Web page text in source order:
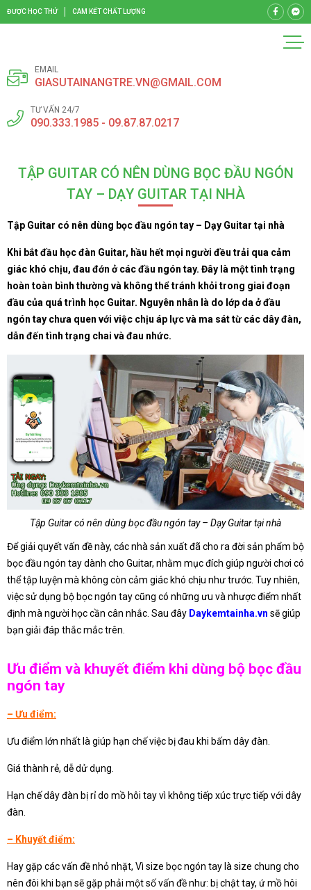
ĐƯỢC HỌC THỬ CAM KẾT CHẤT LƯỢNG
EMAIL
GIASUTAINANGTRE.VN@GMAIL.COM
TƯ VẤN 24/7
090.333.1985 - 09.87.87.0217
TẬP GUITAR CÓ NÊN DÙNG BỌC ĐẦU NGÓN
TAY – DẠY GUITAR TẠI NHÀ
Tập Guitar có nên dùng bọc đầu ngón tay – Dạy Guitar tại nhà
Khi bắt đầu học đàn Guitar, hầu hết mọi người đều trải qua cảm
giác khó chịu, đau đớn ở các đầu ngón tay. Đây là một tình trạng
hoàn toàn bình thường và không thể tránh khỏi trong giai đoạn
đầu của quá trình học Guitar. Nguyên nhân là do lớp da ở đầu
ngón tay chưa quen với việc chịu áp lực và ma sát từ các dây đàn,
dẫn đến tình trạng chai và đau nhức.
Tập Guitar có nên dùng bọc đầu ngón tay – Dạy Guitar tại nhà
Để giải quyết vấn đề này, các nhà sản xuất đã cho ra đời sản phẩm bộ
bọc đầu ngón tay dành cho Guitar, nhằm mục đích giúp người chơi có
thể tập luyện mà không còn cảm giác khó chịu như trước. Tuy nhiên,
việc sử dụng bộ bọc ngón tay cũng có những ưu và nhược điểm nhất
định mà người học cần cân nhắc. Sau đây Daykemtainha.vn sẽ giúp
bạn giải đáp thắc mắc trên.
Ưu điểm và khuyết điểm khi dùng bộ bọc đầu
ngón tay
– Ưu điểm:
Ưu điểm lớn nhất là giúp hạn chế việc bị đau khi bấm dây đàn.
Giá thành rẻ, dễ dử dụng.
Hạn chế dây đàn bị rỉ do mồ hôi tay vì không tiếp xúc trực tiếp với dây
đàn.
– Khuyết điểm:
Hay gặp các vấn đề nhỏ nhặt, Vì size bọc ngón tay là size chung cho
nên đôi khi bạn sẽ gặp phải một số vấn đề như: bị chật tay, ứ mồ hôi